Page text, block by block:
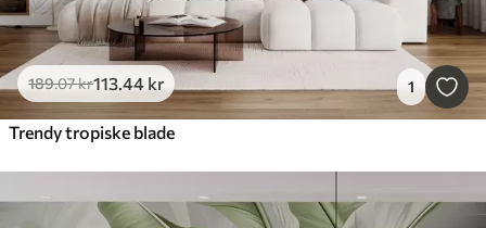
189.07kr113.44 kr 1
Trendy tropiske blade